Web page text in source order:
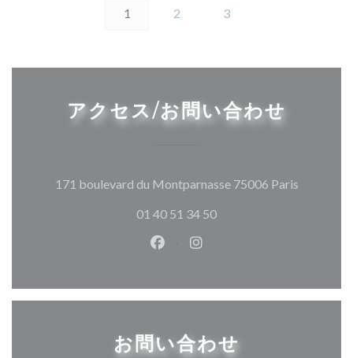
1 2 3
アクセス/お問い合わせ
171 boulevard du Montparnasse 75006 Paris((新しい
01 40 51 34 50
Facebook ((新しいウィンドウ
Instagram ((新しいウィ
お問い合わせ